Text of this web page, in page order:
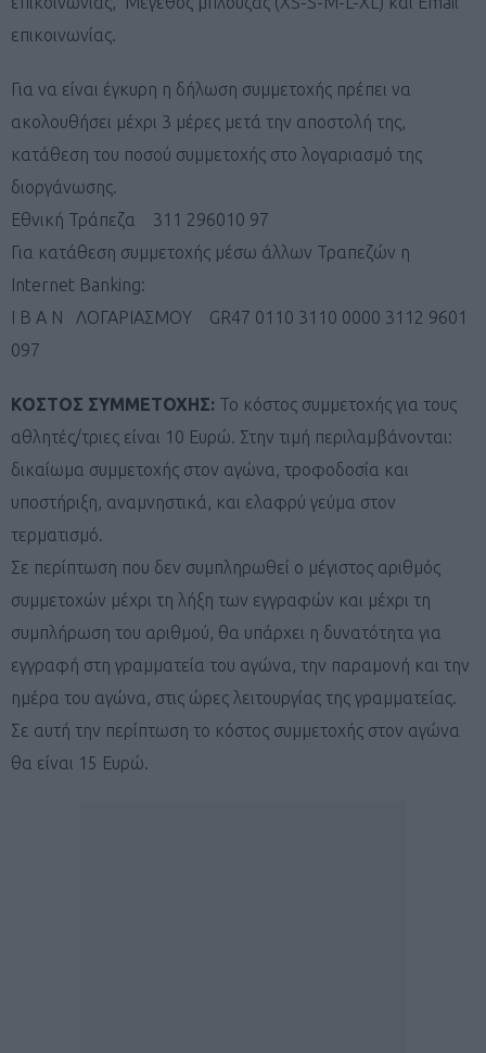
επικοινωνίας.
Για να είναι έγκυρη η δήλωση συμμετοχής πρέπει να
ακολουθήσει μέχρι 3 μέρες μετά την αποστολή της,
κατάθεση του ποσού συμμετοχής στο λογαριασμό της
διοργάνωσης.
Εθνική Τράπεζα 311 296010 97
Για κατάθεση συμμετοχής μέσω άλλων Τραπεζών η
Internet Banking:
I B A N ΛΟΓΑΡΙΑΣΜΟΥ GR47 0110 3110 0000 3112 9601
097
ΚΟΣΤΟΣ ΣΥΜΜΕΤΟΧΗΣ: Το κόστος συμμετοχής για τους
αθλητές/τριες είναι 10 Ευρώ. Στην τιμή περιλαμβάνονται:
δικαίωμα συμμετοχής στον αγώνα, τροφοδοσία και
υποστήριξη, αναμνηστικά, και ελαφρύ γεύμα στον
τερματισμό.
Σε περίπτωση που δεν συμπληρωθεί ο μέγιστος αριθμός
συμμετοχών μέχρι τη λήξη των εγγραφών και μέχρι τη
συμπλήρωση του αριθμού, θα υπάρχει η δυνατότητα για
εγγραφή στη γραμματεία του αγώνα, την παραμονή και την
ημέρα του αγώνα, στις ώρες λειτουργίας της γραμματείας.
Σε αυτή την περίπτωση το κόστος συμμετοχής στον αγώνα
θα είναι 15 Ευρώ.